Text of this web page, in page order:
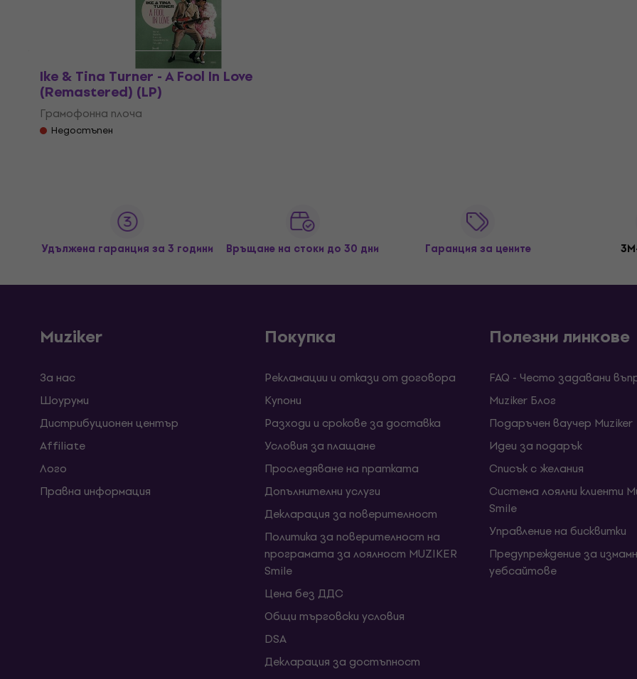
Ike & Tina Turner - A Fool In Love
(Remastered) (LP)
Грамофонна плоча
Недостъпен
Удължена гаранция за 3 години Връщане на стоки до 30 дни Гаранция за цените
Muziker
За нас
Шоуруми
Дистрибуционен център
Affiliate
Лого
Правна информация
Покупка
Рекламации и откази от договора
Kупони
Разходи и срокове за доставка
Условия за плащане
Проследяване на пратката
Допълнителни услуги
Декларация за поверителност
Политика за поверителност на
програмата за лоялност MUZIKER
Smile
Цена без ДДС
Общи търговски условия
DSA
Декларация за достъпност
Полезни линкове
FAQ - Често задавани
Muziker Блог
Подаръчен ваучер Muziker
Идеи за подарък
Списък с желания
Система лоялни клиенти
Smile
Управление на бисквитки
Предупреждение за
уебсайтове